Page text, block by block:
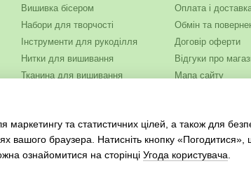
Вишивка бісером
Набори для творчості
Інструменти для рукоділля
Нитки для вишивання
Тканина для вишивання
Виробники
Оплата і
Обмін та
Договір оферти
Відгуки про
Мапа сайту
Політика
та статистичних цілей, а також для
вашого браузера. Натисніть кнопку «Погодитися»,
ознайомитися на сторінці Угода користувача